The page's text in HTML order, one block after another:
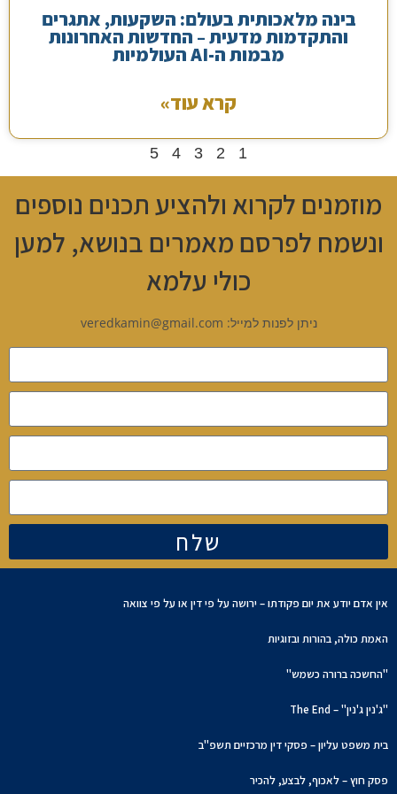
בינה מלאכותית בעולם: השקעות, אתגרים
והתקדמות מדעית – החדשות האחרונות
מבמות ה-AI העולמיות
קרא עוד»
1
2
3
4
5
מוזמנים לקרוא ולהציע תכנים נוספים
ונשמח לפרסם מאמרים בנושא, למען
כולי עלמא
ניתן לפנות למייל: veredkamin@gmail.com
שלח
אין אדם יודע את יום פקודתו – ירושה על פי דין או על פי צוואה
האמת כולה, בהורות ובזוגיות
"החשכה ברורה כשמש"
"ג'נין ג'נין" – The End
בית משפט עליון – פסקי דין מרכזיים תשפ"ב
פסק חוץ – לאכוף, לבצע, להכיר